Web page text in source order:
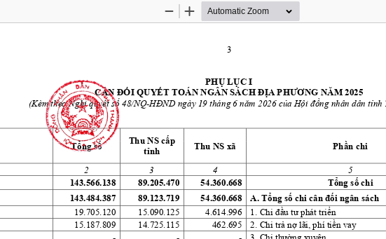
Zoom
Zoom
3
PHỤ LỤC I
CÂN ĐỐI QUYẾT TOÁN NGÂN SÁCH ĐỊA PHƯƠNG NĂM 2025
(Kèm theo Nghị quyết số 48/NQ-HĐND ngày 19 tháng 6 năm 2026 của Hội đồng nhân dân
Tổng số
Thu NS cấp
tỉnh
Thu NS xã Phần chi
2 3 4
5
143.566.138 89.205.470 54.360.668
Tổng số chi
143.484.387 89.123.719 54.360.668
A. Tổng số chi cân đối ngân sách
19.705.120 15.090.125 4.614.996
1. Chi đầu tư phát triển
15.187.809 14.725.115 462.695
2. Chi trả nợ lãi, phí tiền vay